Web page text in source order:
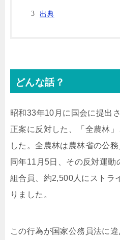
出典
どんな話？
昭和33年10月に国会に提出
正案に反対した、「全農林
した。全農林は農林省の公
同年11月5日、その反対運動
組合員、約2,500人にストラ
りました。
この行為が国家公務員法に